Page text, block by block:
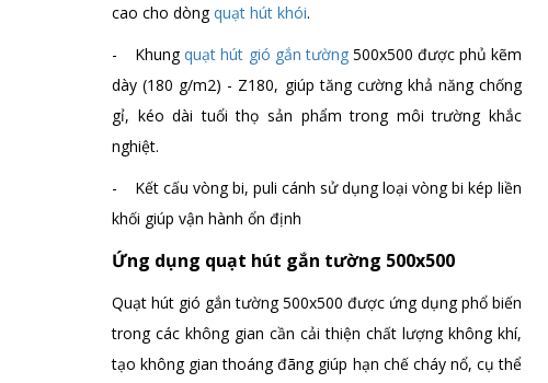
cao cho dòngquạt hút khói.
- Khungquạt hút gió gắn tường500x500 được phủ kẽm
dày (180 g/m2) - Z180, giúp tăng cường khả năng chống
gỉ, kéo dài tuổi thọ sản phẩm trong môi trường khắc
nghiệt.
- Kết cấu vòng bi, puli cánh sử dụng loại vòng bi kép liền
khối giúp vận hành ổn định
Ứng dụng quạt hút gắn tường 500x500
Quạt hút gió gắn tường 500x500 được ứng dụng phổ biến
trong các không gian cần cải thiện chất lượng không khí,
tạo không gian thoáng đãng giúp hạn chế cháy nổ, cụ thể